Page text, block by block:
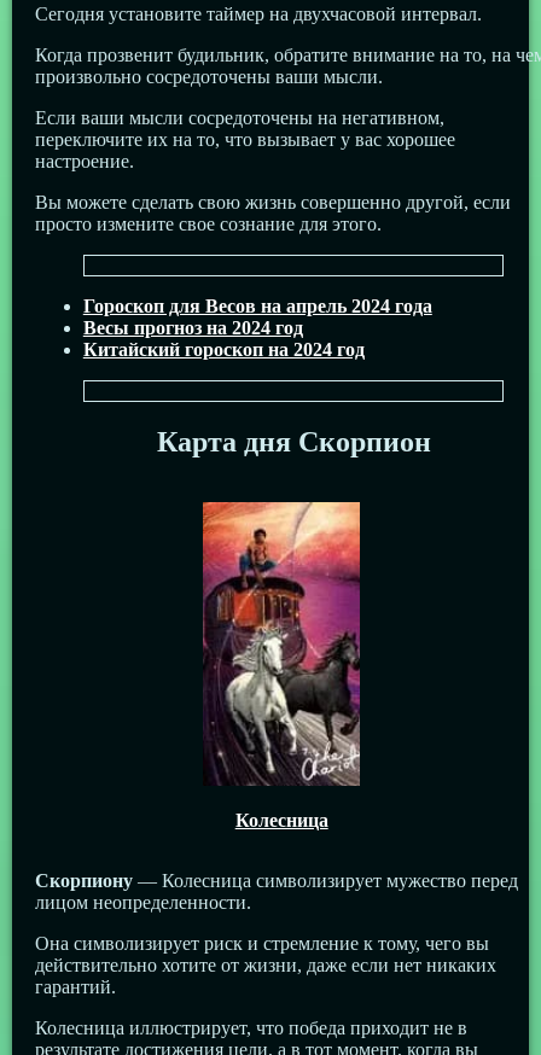
Сегодня установите таймер на двухчасовой интервал.
Когда прозвенит будильник, обратите внимание на то, на
произвольно сосредоточены ваши мысли.
Если ваши мысли сосредоточены на негативном,
переключите их на то, что вызывает у вас хорошее
настроение.
Вы можете сделать свою жизнь совершенно другой, если
просто измените свое сознание для этого.
Гороскоп для Весов на апрель 2024 года
Весы прогноз на 2024 год
Китайский гороскоп на 2024 год
Карта дня Скорпион
Колесница
Скорпиону— Колесница символизирует мужество перед
лицом неопределенности.
Она символизирует риск и стремление к тому, чего вы
действительно хотите от жизни, даже если нет никаких
гарантий.
Колесница иллюстрирует, что победа приходит не в
результате достижения цели, а в тот момент, когда вы